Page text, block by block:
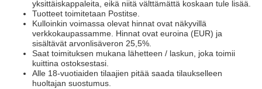
yksittäiskappaleita, eikä niitä välttämättä koskaan tule lisää.
Tuotteet toimitetaan Postitse.
Kulloinkin voimassa olevat hinnat ovat näkyvillä
verkkokaupassamme. Hinnat ovat euroina (EUR) ja
sisältävät arvonlisäveron 25,5%.
Saat toimituksen mukana lähetteen / laskun, joka toimii
kuittina ostoksestasi.
Alle 18-vuotiaiden tilaajien pitää saada tilaukselleen
huoltajan suostumus.